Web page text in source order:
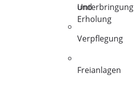
Unterbringung
Verpflegung
Freianlagen
und
Erholung